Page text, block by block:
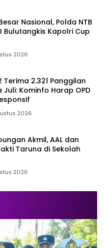
Nasional, Polda NTB
Bulutangkis Kapolri Cup
2026
Terima 2.321 Panggilan
Juli: Kominfo Harap OPD
2026
Akmil, AAL dan
Taruna di Sekolah
2026